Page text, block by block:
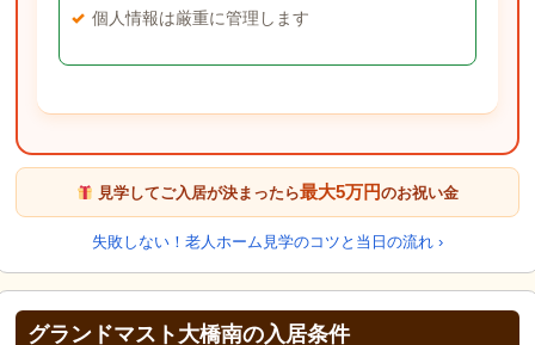
個人情報は厳重に管理します
見学してご入居が決まったら最大5万円のお祝い金
失敗しない！老人ホーム見学のコツと当日の流れ ›
グランドマスト大橋南の入居条件